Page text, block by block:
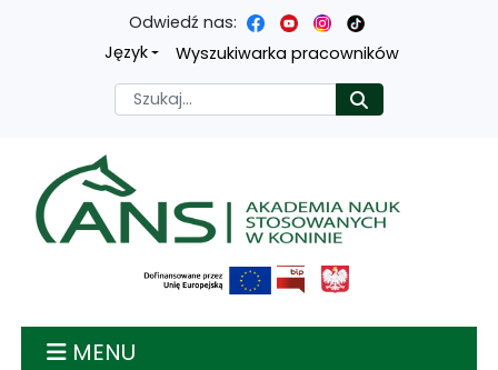
Przejdź
treści
głównej
Przejdź
menu
nawigacyjnego
Przejdź
wyszukiwarki
Przejdź
mapy
strony
Odwiedź nas:
Język
Wyszukiwarka pracowników
Szukaj
Akademia nauk
MENU